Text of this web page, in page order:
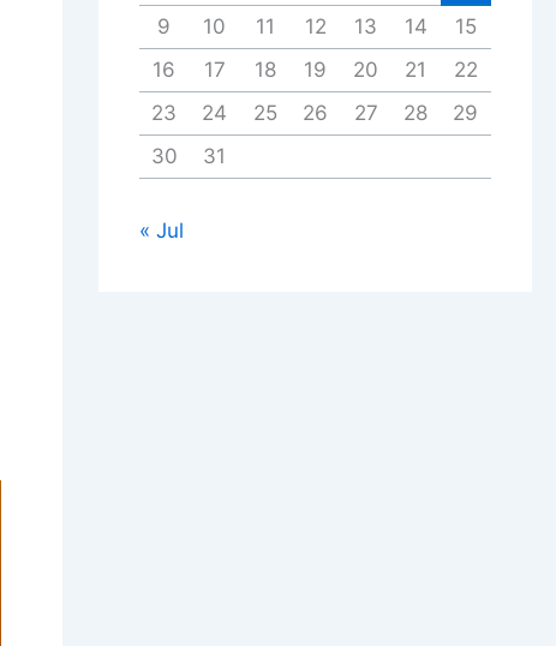
9
10 11 12 13 14
15
16
17 18 19 20 21
22
23
24 25 26 27 28
29
30
31
« Jul